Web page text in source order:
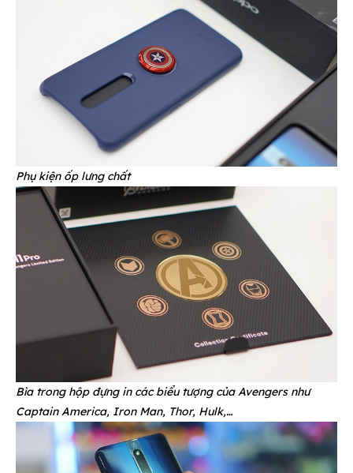
Phụ kiện ốp lưng chất
Bìa trong hộp đựng in các biểu tượng của Avengers như
Captain America, Iron Man, Thor, Hulk,…